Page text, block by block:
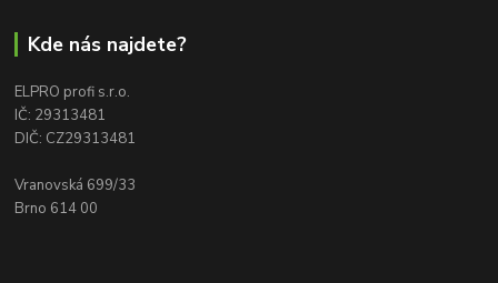
Kde nás najdete?
ELPRO profi s.r.o.
IČ: 29313481
DIČ: CZ29313481
Vranovská 699/33
Brno 614 00